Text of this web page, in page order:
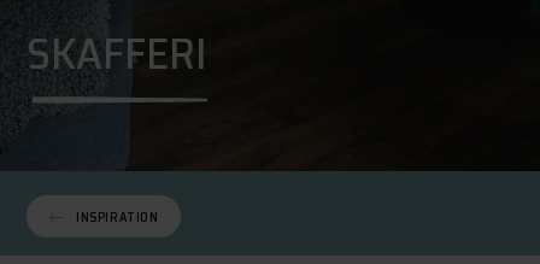
SKAFFERI
INSPIRATION